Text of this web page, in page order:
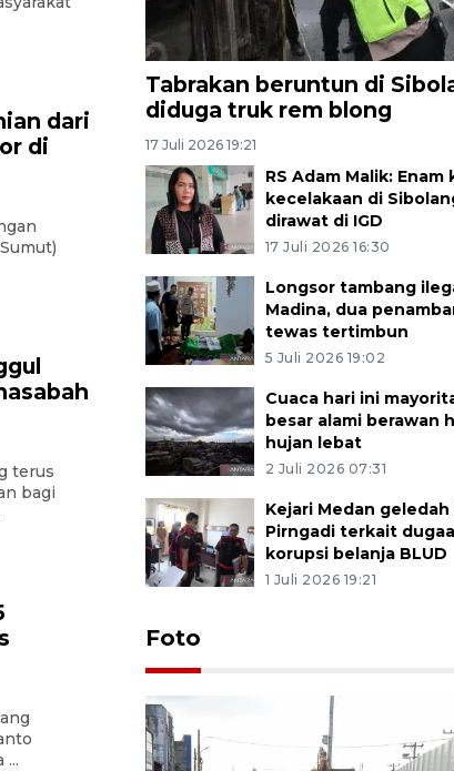
dari
di
terus
bagi
Tabrakan beruntun di
diduga truk rem blong
17 Juli 2026 19:21
RS Adam Malik: Enam
kecelakaan di
dirawat di IGD
17 Juli 2026 16:30
Longsor tambang
Madina, dua
tewas tertimbun
5 Juli 2026 19:02
Cuaca hari ini
besar alami berawan
hujan lebat
2 Juli 2026 07:31
Kejari Medan geledah
Pirngadi terkait
korupsi belanja BLUD
1 Juli 2026 19:21
Foto